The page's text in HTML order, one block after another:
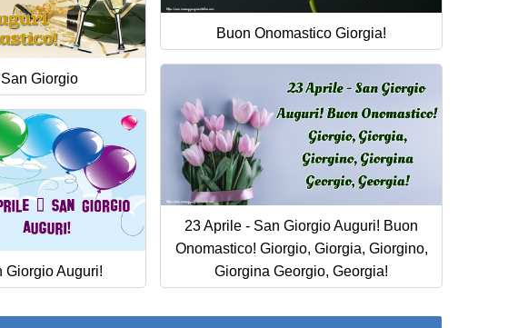
Buon Onomastico Giorgia!
Giorgio
23 Aprile - San Giorgio Auguri! Buon
Onomastico! Giorgio, Giorgia, Giorgino,
Giorgina Georgio, Georgia!
Giorgio Auguri!